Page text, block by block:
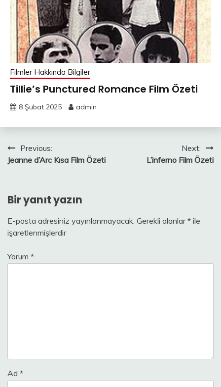
Filmler Hakkında Bilgiler
Tillie’s Punctured Romance Film Özeti
8 Şubat 2025 admin
Yazı
gezinmesi
Previous:
Jeanne d’Arc Kısa Film Özeti
Next:
L’inferno Film Özeti
Bir yanıt yazın
E-posta adresiniz yayınlanmayacak. Gerekli alanlar* ile
işaretlenmişlerdir
Yorum *
Ad *